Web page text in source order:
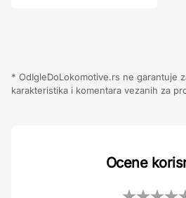
* OdIgleDoLokomotive.rs ne garantuje
karakteristika i komentara vezanih za
Ocene